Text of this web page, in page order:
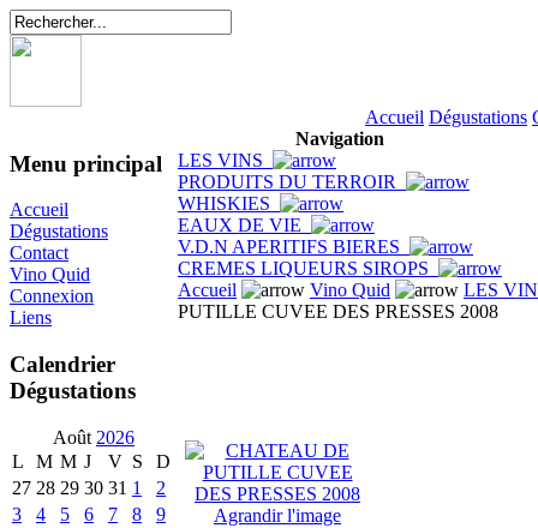
Accueil Dégustations
Menu principal
Accueil
Dégustations
Contact
Vino Quid
Connexion
Liens
Calendrier
Dégustations
Août 2026
L
M M J V S
D
27 28 29 30 31 1
2
3
4 5 6 7 8
9
Navigation
LES VINS
PRODUITS DU TERROIR
WHISKIES
EAUX DE VIE
V.D.N APERITIFS BIERES
CREMES LIQUEURS SIROPS
Accueil
Vino Quid
LES
PUTILLE CUVEE DES PRESSES 2008
Agrandir l'image